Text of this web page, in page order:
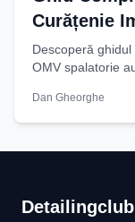
Curățenie
Descoperă
OMV spalatorie
Dan Gheorghe
Detailingclub